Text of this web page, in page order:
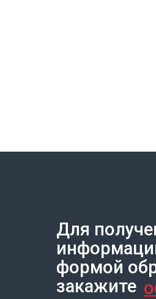
Для
формой
закажите